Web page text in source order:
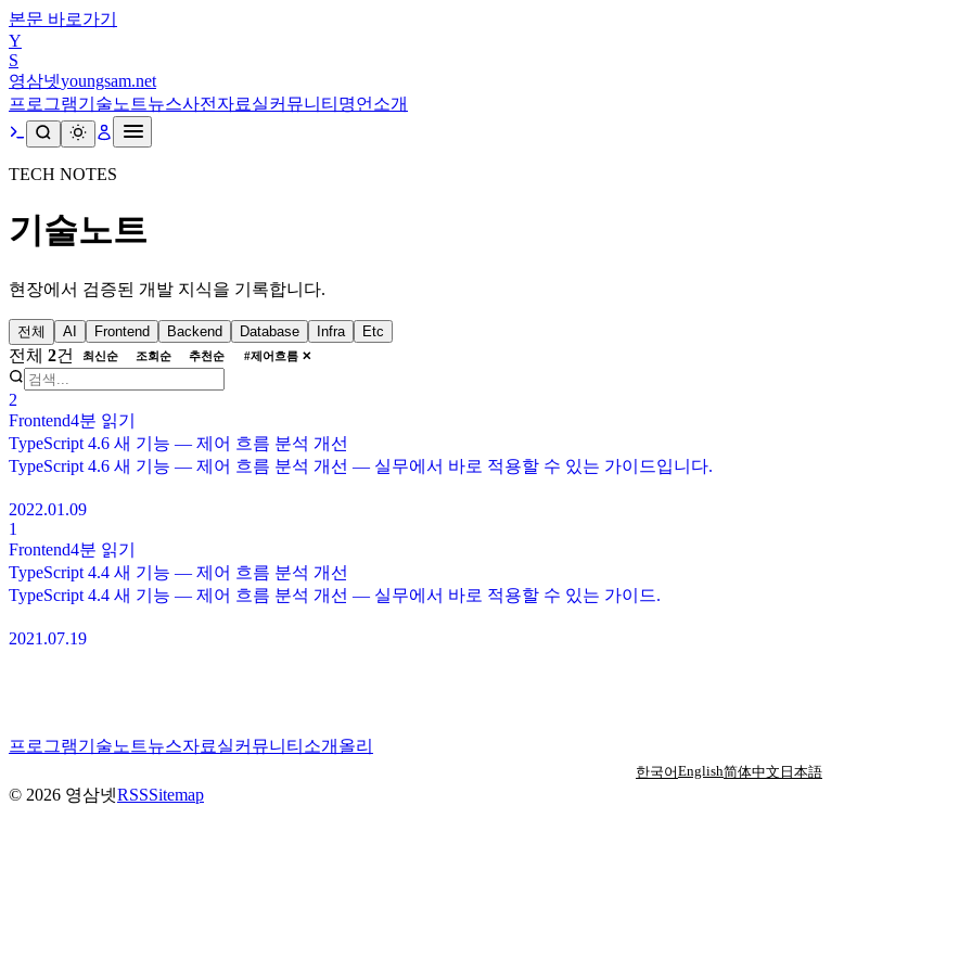
본문 바로가기
Y
S
영삼넷youngsam.net
프로그램기술노트뉴스사전 자료실커뮤니티 명언 소개
TECH NOTES
기술노트
현장에서 검증된 개발 지식을 기록합니다.
전체 AI Frontend Backend Database Infra Etc
전체 2건 최신순 조회순 추천순 #제어흐름 ✕
2
Frontend4분 읽기
TypeScript 4.6 새 기능 — 제어 흐름 분석 개선
TypeScript 4.6 새 기능 — 제어 흐름 분석 개선 — 실무에서 바로 적용할 수 있는 가이드입니다.
2022.01.09
1
Frontend4분 읽기
TypeScript 4.4 새 기능 — 제어 흐름 분석 개선
TypeScript 4.4 새 기능 — 제어 흐름 분석 개선 — 실무에서 바로 적용할 수 있는 가이드.
2021.07.19
프로그램기술노트뉴스자료실커뮤니티 소개 올리
한국어English简体中文 日本語
© 2026 영삼넷RSSSitemap